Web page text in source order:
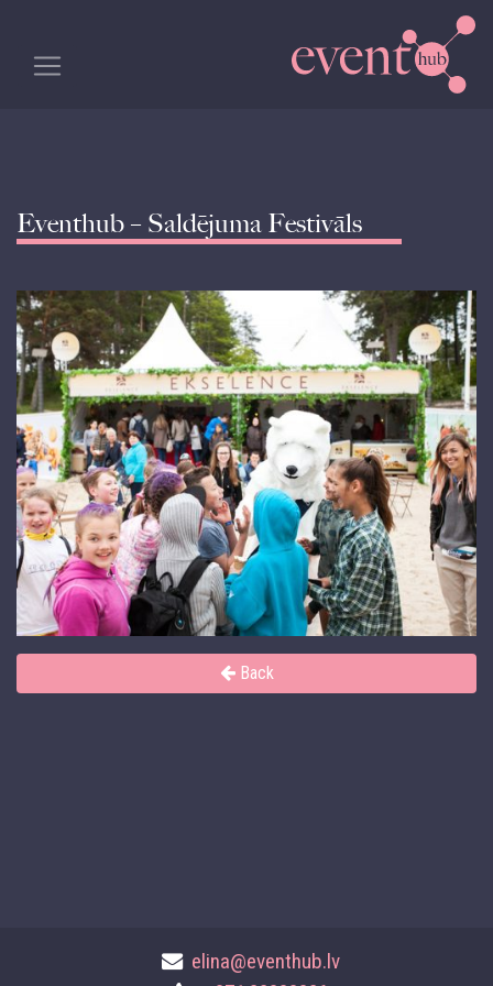
Eventhub – Saldējuma Festivāls
Back
elina@eventhub.lv